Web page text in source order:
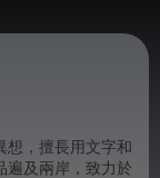
想，擅長用文字和
遍及兩岸，致力於